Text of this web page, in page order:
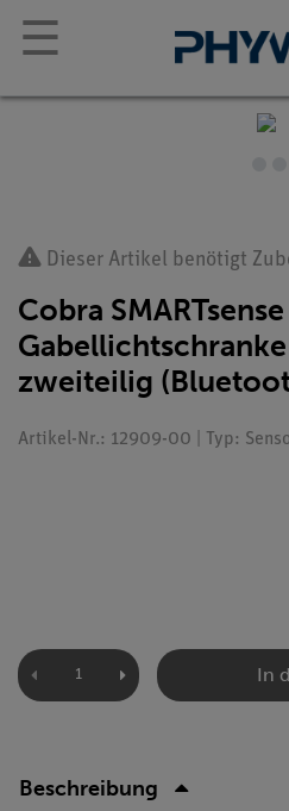
☰
Dieser Artikel benötigt
Cobra
Gabellichtschranke
zweiteilig
Artikel-Nr.: 12909-00 | Typ:
In
Beschreibung